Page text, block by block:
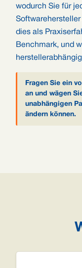
wodurch Sie für
dies als
Benchmark, und
Fragen Sie ein
an und wägen
unabhängigen
ändern können.